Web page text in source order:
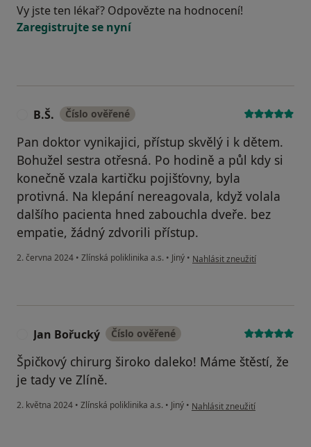
Vy jste ten lékař? Odpovězte na hodnocení!
Zaregistrujte se nyní
B.Š. Číslo ověřené
Pan doktor vynikajici, přístup skvělý i k dětem.
Bohužel sestra otřesná. Po hodině a půl kdy si
konečně vzala kartičku pojišťovny, byla
protivná. Na klepání nereagovala, když volala
dalšího pacienta hned zabouchla dveře. bez
empatie, žádný zdvorili přístup.
2. června 2024 • Zlínská poliklinika a.s. • Jiný • podle názoru uživatele B.Š.
Nahlásit zneužití
Jan Bořucký Číslo ověřené
Špičkový chirurg široko daleko! Máme štěstí, že
je tady ve Zlíně.
2. května 2024 • Zlínská poliklinika a.s. • Jiný • podle názoru uživatele Jan
Nahlásit zneužití